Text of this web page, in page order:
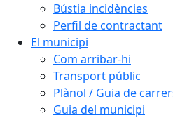
Bústia incidències
Perfil de contractant
El municipi
Com arribar-hi
Transport públic
Plànol / Guia de
Guia del municipi